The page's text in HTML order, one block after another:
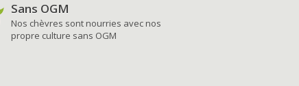
Sans OGM
Nos chèvres sont nourries avec nos
propre culture sans OGM